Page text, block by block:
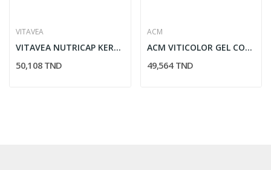
VITAVEA
VITAVEA NUTRICAP KERATINE VITALITE CHEVEUX 30...
50,108 TND
ACM
ACM VITICOLOR GEL CORRECTEUR 50ML
49,564 TND